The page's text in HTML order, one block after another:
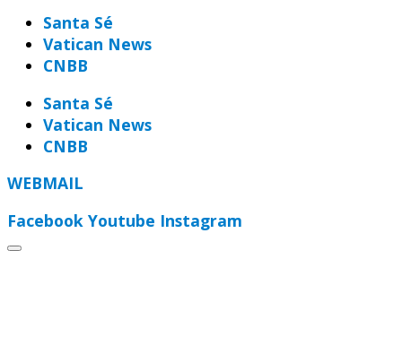
Santa Sé
Vatican News
CNBB
Santa Sé
Vatican News
CNBB
WEBMAIL
Facebook Youtube Instagram